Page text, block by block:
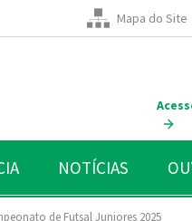
Mapa do Site
NOTÍCIAS
de Futsal Juniores 2025